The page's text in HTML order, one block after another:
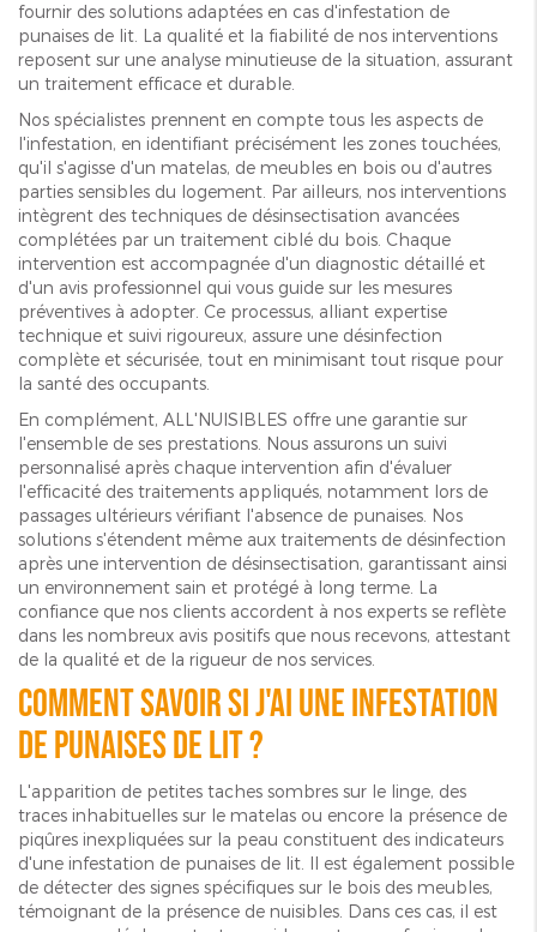
fournir des solutions adaptées en cas d'infestation de
punaises de lit. La qualité et la fiabilité de nos interventions
reposent sur une analyse minutieuse de la situation, assurant
un traitement efficace et durable.
Nos spécialistes prennent en compte tous les aspects de
l'infestation, en identifiant précisément les zones touchées,
qu'il s'agisse d'un matelas, de meubles en bois ou d'autres
parties sensibles du logement. Par ailleurs, nos interventions
intègrent des techniques de désinsectisation avancées
complétées par un traitement ciblé du bois. Chaque
intervention est accompagnée d'un diagnostic détaillé et
d'un avis professionnel qui vous guide sur les mesures
préventives à adopter. Ce processus, alliant expertise
technique et suivi rigoureux, assure une désinfection
complète et sécurisée, tout en minimisant tout risque pour
la santé des occupants.
En complément, ALL'NUISIBLES offre une garantie sur
l'ensemble de ses prestations. Nous assurons un suivi
personnalisé après chaque intervention afin d'évaluer
l'efficacité des traitements appliqués, notamment lors de
passages ultérieurs vérifiant l'absence de punaises. Nos
solutions s'étendent même aux traitements de désinfection
après une intervention de désinsectisation, garantissant ainsi
un environnement sain et protégé à long terme. La
confiance que nos clients accordent à nos experts se reflète
dans les nombreux avis positifs que nous recevons, attestant
de la qualité et de la rigueur de nos services.
Comment savoir si j'ai une infestation
de punaises de lit ?
L'apparition de petites taches sombres sur le linge, des
traces inhabituelles sur le matelas ou encore la présence de
piqûres inexpliquées sur la peau constituent des indicateurs
d'une infestation de punaises de lit. Il est également possible
de détecter des signes spécifiques sur le bois des meubles,
témoignant de la présence de nuisibles. Dans ces cas, il est